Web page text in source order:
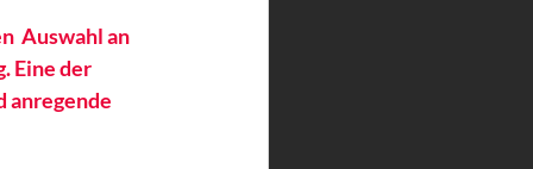
Auswahl an
Eine der
anregende